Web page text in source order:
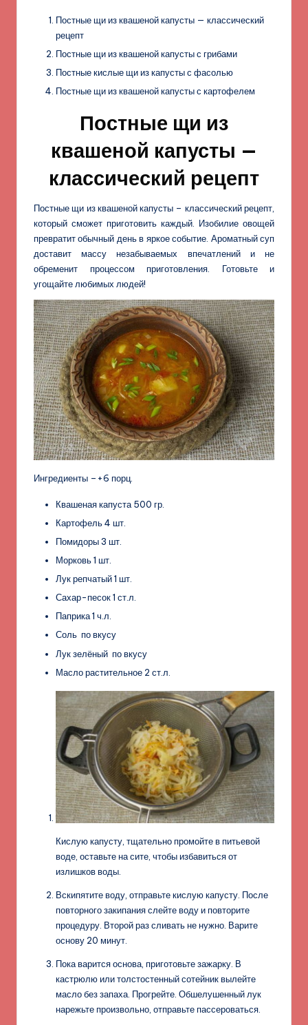
Постные щи из квашеной капусты — классический
рецепт
Постные щи из квашеной капусты с грибами
Постные кислые щи из капусты с фасолью
Постные щи из квашеной капусты с картофелем
Постные щи из
квашеной капусты —
классический рецепт
Постные щи из квашеной капусты – классический рецепт,
который сможет приготовить каждый. Изобилие овощей
превратит обычный день в яркое событие. Ароматный суп
доставит массу незабываемых впечатлений и не
обременит процессом приготовления. Готовьте и
угощайте любимых людей!
Ингредиенты –+6 порц.
Квашеная капуста 500 гр.
Картофель 4 шт.
Помидоры 3 шт.
Морковь 1 шт.
Лук репчатый 1 шт.
Сахар-песок 1 ст.л.
Паприка 1 ч.л.
Соль по вкусу
Лук зелёный по вкусу
Масло растительное 2 ст.л.
Кислую капусту, тщательно промойте в питьевой
воде, оставьте на сите, чтобы избавиться от
излишков воды.
Вскипятите воду, отправьте кислую капусту. После
повторного закипания слейте воду и повторите
процедуру. Второй раз сливать не нужно. Варите
основу 20 минут.
Пока варится основа, приготовьте зажарку. В
кастрюлю или толстостенный сотейник вылейте
масло без запаха. Прогрейте. Обшелушенный лук
нарежьте произвольно, отправьте пассероваться.